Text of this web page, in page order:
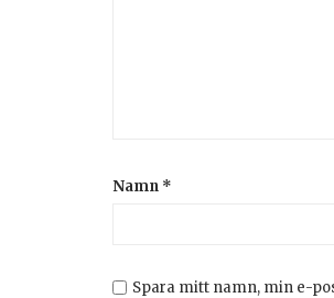
Namn *
Spara mitt namn, min e-